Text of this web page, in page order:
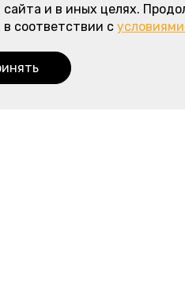
и в иных целях.
соответствии с